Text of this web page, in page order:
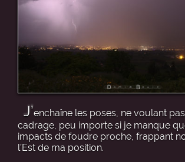
J’enchaîne les poses, ne voulant
cadrage, peu importe si je manque
impacts de foudre proche, frappant
l’Est de ma position.